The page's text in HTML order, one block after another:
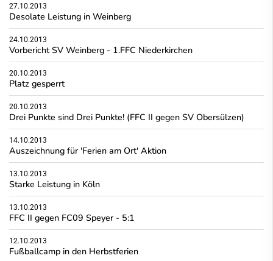
27.10.2013
Desolate Leistung in Weinberg
24.10.2013
Vorbericht SV Weinberg - 1.FFC Niederkirchen
20.10.2013
Platz gesperrt
20.10.2013
Drei Punkte sind Drei Punkte! (FFC II gegen SV Obersülzen)
14.10.2013
Auszeichnung für 'Ferien am Ort' Aktion
13.10.2013
Starke Leistung in Köln
13.10.2013
FFC II gegen FC09 Speyer - 5:1
12.10.2013
Fußballcamp in den Herbstferien